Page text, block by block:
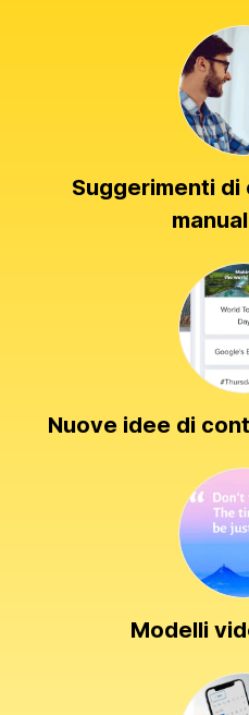
Suggerimenti
Nuove idee di
Modelli